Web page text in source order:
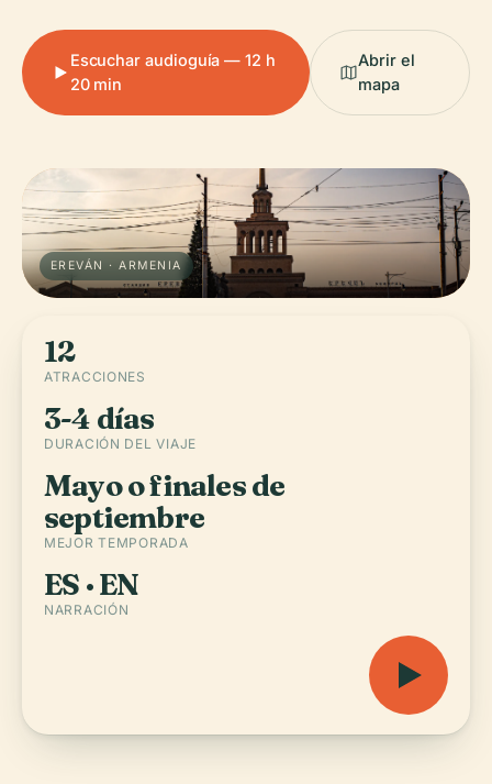
Escuchar audioguía — 12 h
20 min
Abrir el
mapa
EREVÁN · ARMENIA
12
ATRACCIONES
3-4 días
DURACIÓN DEL VIAJE
Mayo o finales de
septiembre
MEJOR TEMPORADA
ES · EN
NARRACIÓN